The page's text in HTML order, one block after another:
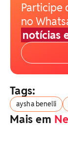
Participe
no
notícias
Tags:
aysha benelli
Mais em